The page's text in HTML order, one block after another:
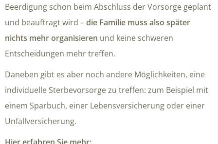
Beerdigung schon beim Abschluss der Vorsorge geplant
und beauftragt wird –die Familie muss also später
nichts mehr organisieren und keine schweren
Entscheidungen mehr treffen.
Daneben gibt es aber noch andere Möglichkeiten, eine
individuelle Sterbevorsorge zu treffen: zum Beispiel mit
einem Sparbuch, einer Lebensversicherung oder einer
Unfallversicherung.